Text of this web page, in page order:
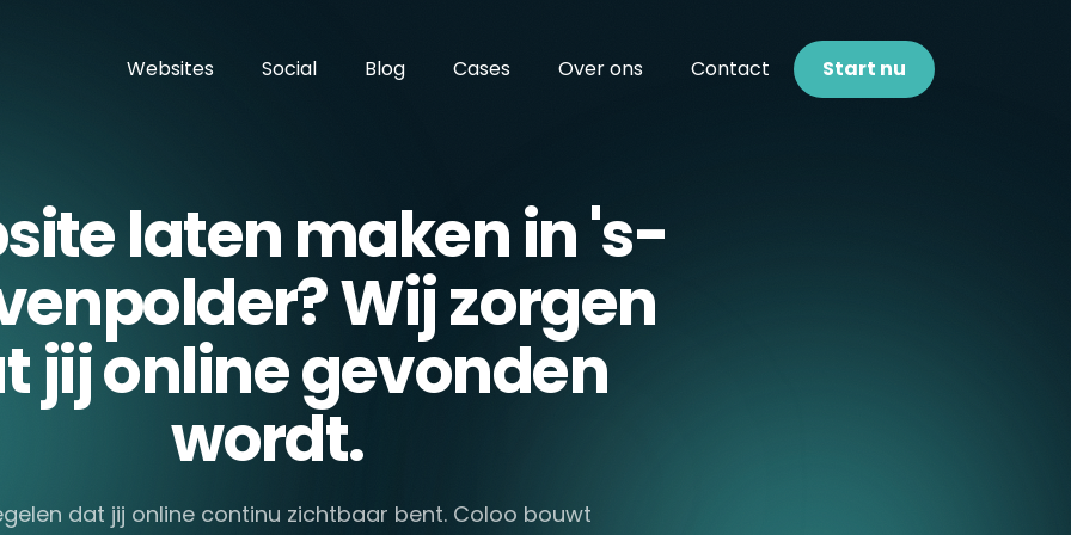
Websites
Social Blog Cases Over ons Contact Start nu
laten maken in 's-
Wij zorgen
jij online gevonden
wordt.
dat jij online continu zichtbaar bent. Coloo bouwt